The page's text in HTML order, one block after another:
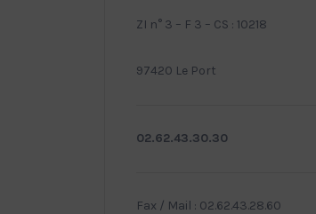
ZI n° 3 – F 3 – CS : 10218
97420 Le Port
02.62.43.30.30
Fax / Mail : 02.62.43.28.60